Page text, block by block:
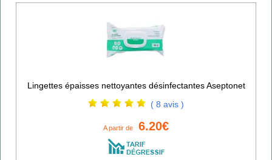
Lingettes épaisses nettoyantes désinfectantes Aseptonet
( 8 avis )
A partir de 6.20€